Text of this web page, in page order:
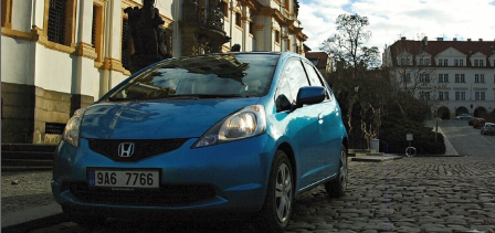
Diskuzní fórum
Sledujte nás!